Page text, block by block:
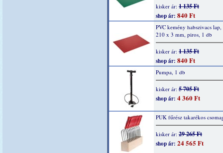
kisker ár: 1 135 Ft
shop ár: 840 Ft
PVC kemény habszivacs
210 x 3 mm, piros, 1 db
kisker ár: 1 135 Ft
shop ár: 840 Ft
Pumpa, 1 db
kisker ár: 5 705 Ft
shop ár: 4 360 Ft
PUK fűrész takarékos
kisker ár: 29 265 Ft
shop ár: 24 565 Ft